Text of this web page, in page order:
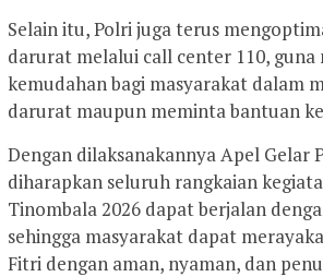
Selain itu, Polri juga terus
darurat melalui call center 110, guna
kemudahan bagi masyarakat dalam
darurat maupun meminta bantuan
Dengan dilaksanakannya Apel Gelar
diharapkan seluruh rangkaian
Tinombala 2026 dapat berjalan
sehingga masyarakat dapat
Fitri dengan aman, nyaman, dan